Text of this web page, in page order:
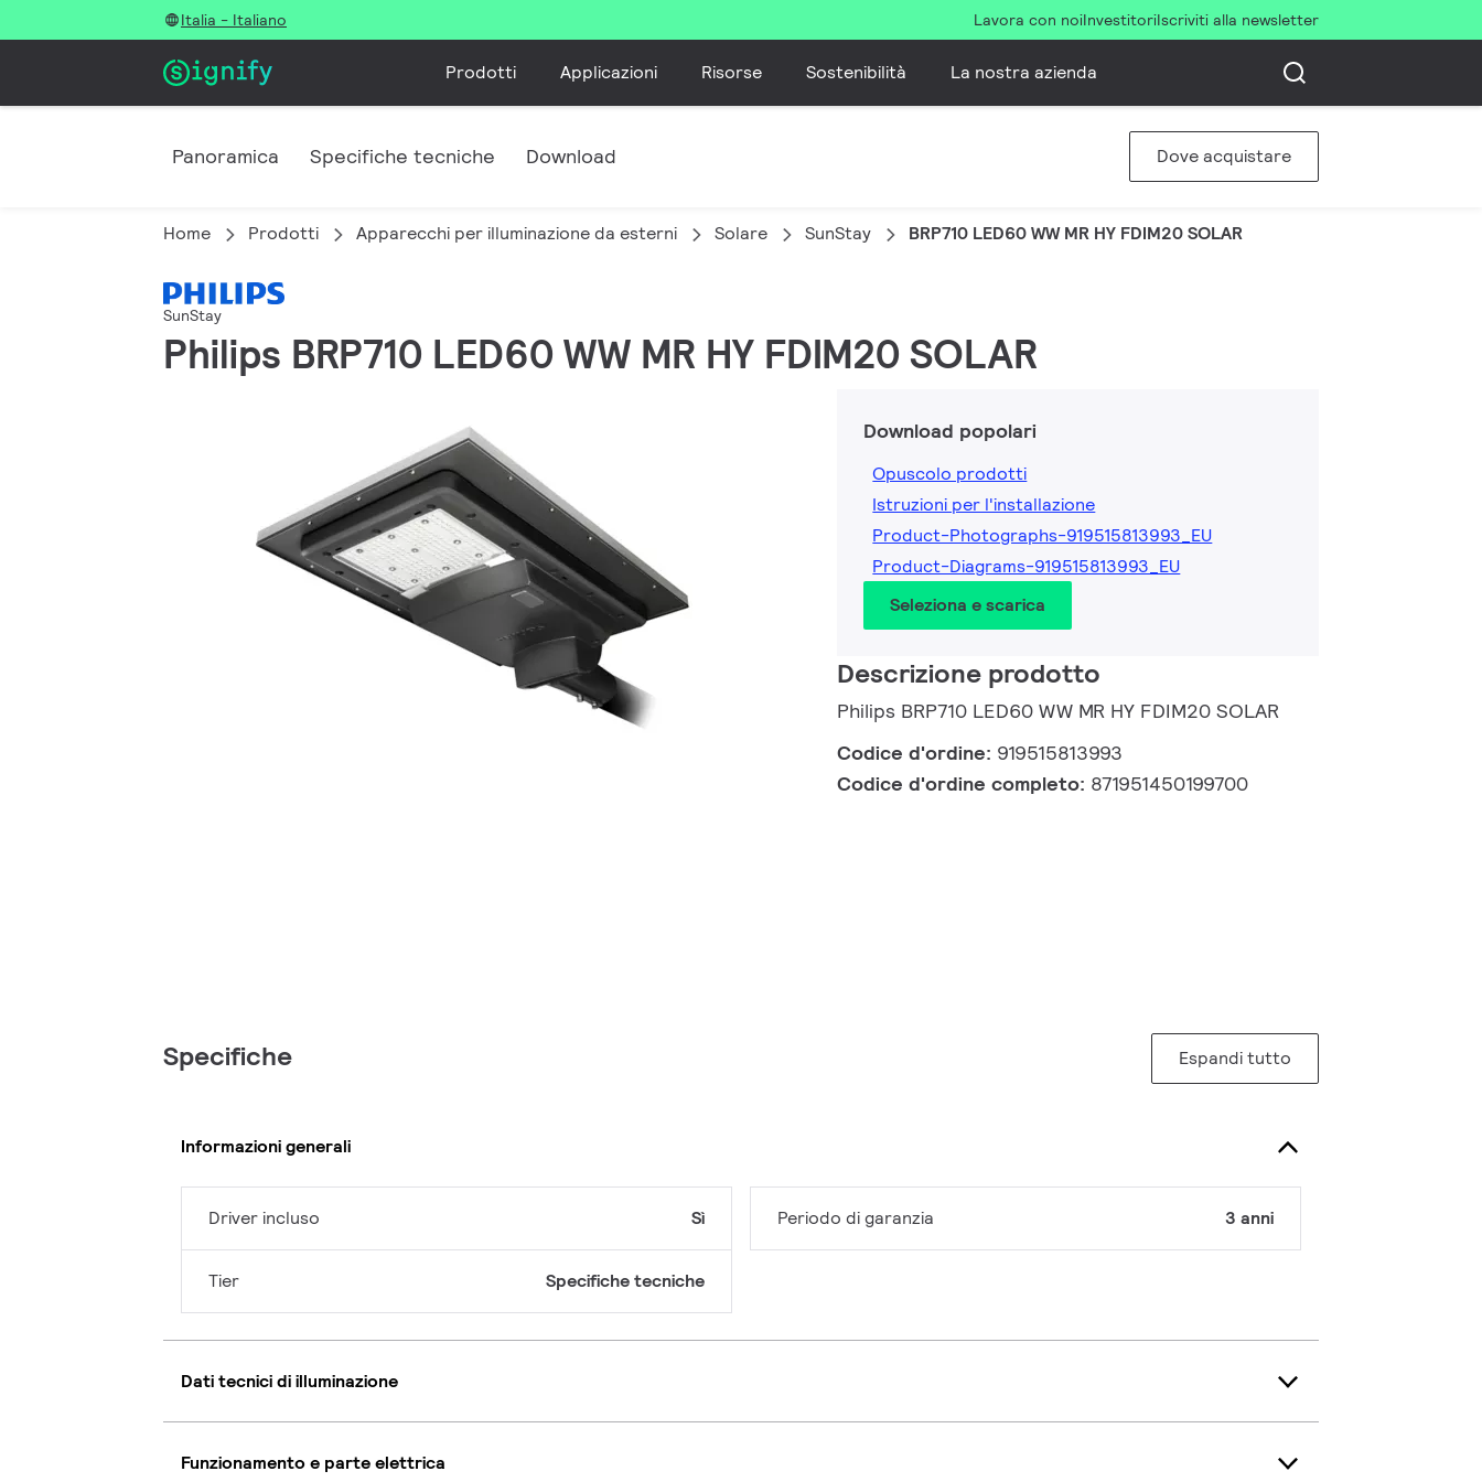
Italia - Italiano Lavora con noiInvestitoriIscriviti alla newsletter
Prodotti Applicazioni Risorse Sostenibilità La nostra azienda
Panoramica Specifiche tecniche Download Dove acquistare
Home Prodotti Apparecchi per illuminazione da esterni Solare SunStay BRP710 LED60 WW MR HY FDIM20 SOLAR
SunStay
Philips BRP710 LED60 WW MR HY FDIM20 SOLAR
Download popolari
Opuscolo prodotti
Istruzioni per l'installazione
Product-Photographs-919515813993_EU
Product-Diagrams-919515813993_EU
Seleziona e scarica
Descrizione prodotto
Philips BRP710 LED60 WW MR HY FDIM20 SOLAR
Codice d'ordine: 919515813993
Codice d'ordine completo: 871951450199700
Specifiche Espandi tutto
Informazioni generali
Driver incluso Sì
Tier Specifiche tecniche
Periodo di garanzia 3 anni
Dati tecnici di illuminazione
Funzionamento e parte elettrica